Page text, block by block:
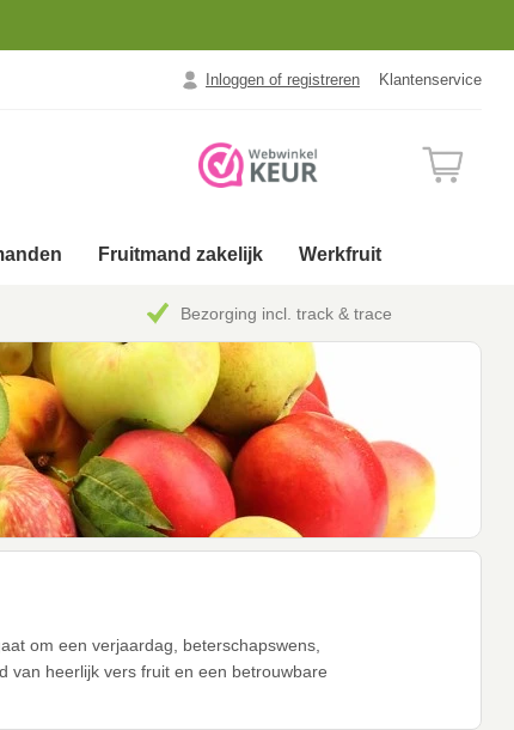
Inloggen of registreren Klantenservice
Fruitmand zakelijk Werkfruit
Bezorging incl. track & trace
om een verjaardag, beterschapswens,
van heerlijk vers fruit en een betrouwbare